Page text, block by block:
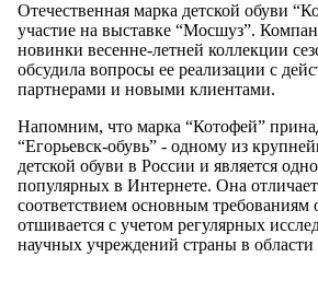
Отечественная марка детской обуви
участие на выставке “Мосшуз”.
новинки весенне-летней коллекции
обсудила вопросы ее реализации с
партнерами и новыми клиентами.
Напомним, что марка “Котофей”
“Егорьевск-обувь” - одному из
детской обуви в России и является
популярных в Интернете. Она
соответствием основным требованиям
отшивается с учетом регулярных
научных учреждений страны в области